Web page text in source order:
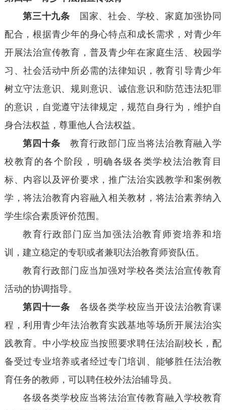
第三十九条 国家、社会、学校、家庭加强协同
配合，根据青少年的身心特点和成长需求，对青少年
开展法治宣传教育，普及青少年在家庭生活、校园学
习、社会活动中所必需的法律知识，教育引导青少年
树立守法意识、规则意识、诚信意识和防范违法犯罪
的意识，自觉遵守法律规定，规范自身行为，维护自
身合法权益，尊重他人合法权益。
第四十条 教育行政部门应当将法治教育融入学
校教育的各个阶段，明确各级各类学校法治教育目
标、内容以及评价要求，推广法治实践教学和案例教
学，将法治教育内容融入相关教材，将法治素养纳入
学生综合素质评价范围。
教育行政部门应当加强法治教育师资培养和培
训，建立稳定的专职或者兼职法治教育师资队伍。
教育行政部门应当加强对学校各类法治宣传教育
活动的协调指导。
第四十一条 各级各类学校应当开设法治教育课
程，利用青少年法治教育实践基地等场所开展法治实
践教育。中小学校应当按照要求聘任法治副校长，配
备受过专业培养或者经过专门培训、能够胜任法治教
育任务的教师，可以聘任校外法治辅导员。
各级各类学校应当将法治宣传教育融入学校教育